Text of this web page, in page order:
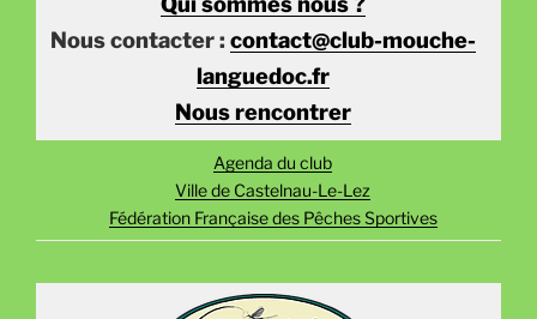
Nous contacter : contact@club-mouche-
languedoc.fr
Nous rencontrer
Agenda du club
Ville de Castelnau-Le-Lez
Fédération Française des Pêches Sportives